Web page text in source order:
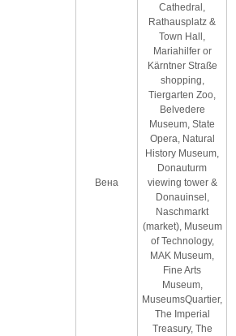
Вена
Cathedral,
Rathausplatz &
Town Hall,
Mariahilfer or
Kärntner Straße
shopping,
Tiergarten Zoo,
Belvedere
Museum, State
Opera, Natural
History Museum,
Donauturm
viewing tower &
Donauinsel,
Naschmarkt
(market), Museum
of Technology,
MAK Museum,
Fine Arts
Museum,
MuseumsQuartier,
The Imperial
Treasury, The